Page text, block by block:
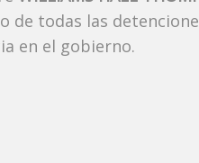
todas las
en el gobierno.